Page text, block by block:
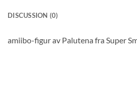
DISCUSSION (0)
amiibo-figur av Palutena fra Super